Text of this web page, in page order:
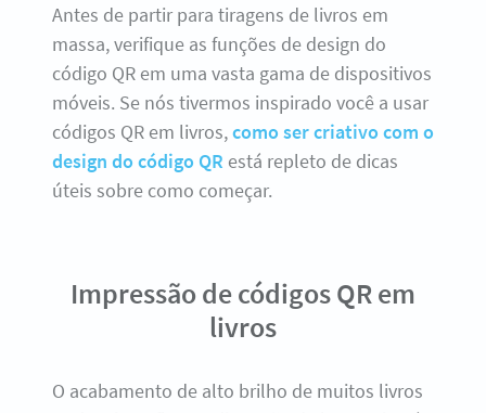
Antes de partir para tiragens de livros em
massa, verifique as funções de design do
código QR em uma vasta gama de dispositivos
móveis. Se nós tivermos inspirado você a usar
códigos QR em livros,como ser criativo com o
design do código QR está repleto de dicas
úteis sobre como começar.
Impressão de códigos QR em
livros
O acabamento de alto brilho de muitos livros